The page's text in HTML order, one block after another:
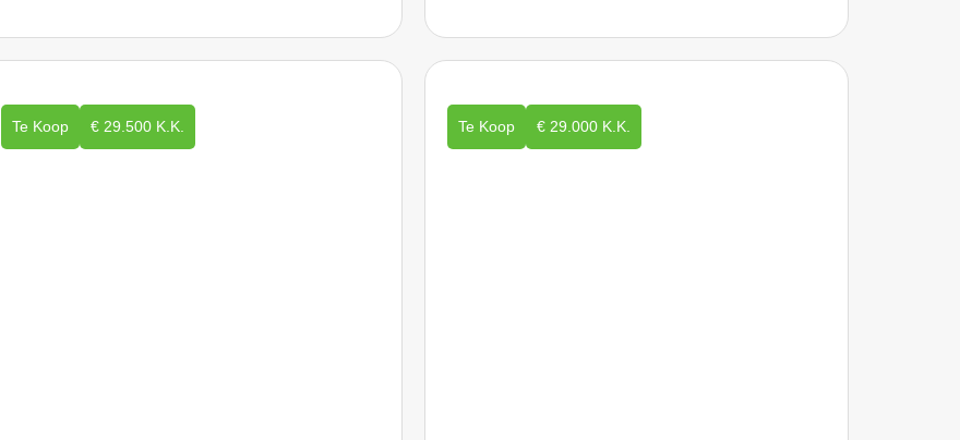
Te Koop € 29.500 K.K. Te Koop € 29.000 K.K.